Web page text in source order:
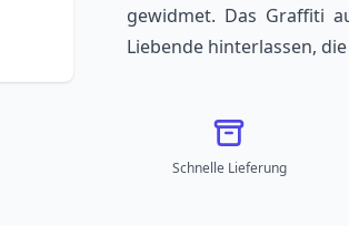
gewidmet. Das Graffiti
Liebende hinterlassen,
Schnelle Lieferung